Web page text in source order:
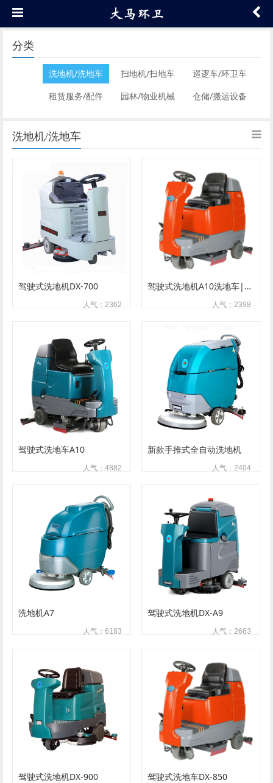
分类
洗地机/洗地车 扫地机/扫地车
巡逻车/环卫车
租赁服务/配件
园林/物业机械 仓储/搬运设备
洗地机/洗地车
驾驶式洗地机DX-700
人气：2362
驾驶式洗地机A10洗地车|刷地机|擦地机|拖地机
人气：2398
驾驶式洗地车A10
人气：4882
新款手推式全自动洗地机
人气：2404
洗地机A7
人气：6183
驾驶式洗地机DX-A9
人气：2663
驾驶式洗地机DX-900 驾驶式洗地车DX-850